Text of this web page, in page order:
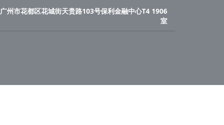
广州市花都区花城街天贵路103号保利金融中心T4 1906
室